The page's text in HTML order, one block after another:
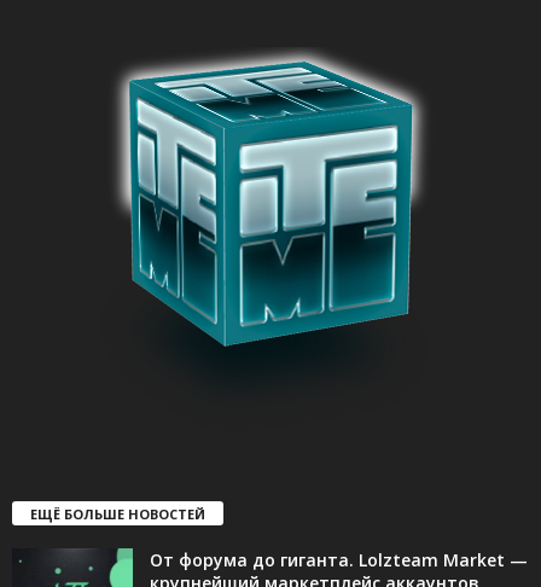
ЕЩЁ БОЛЬШЕ НОВОСТЕЙ
От форума до гиганта. Lolzteam Market —